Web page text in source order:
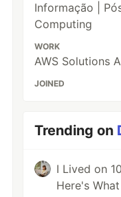
Informação |
Computing
WORK
AWS Solutions
JOINED
Trending on
I Lived on
Here's